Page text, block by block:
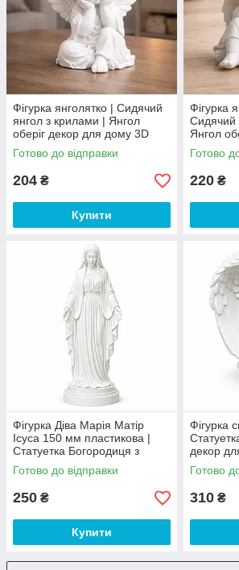
Фігурка янголятко | Сидячий
янгол з крилами | Янгол
оберіг декор для дому 3D
друк пластик
Готово до відправки
204 ₴
Купити
Фігурка
Сидячий
Янгол
3D друк
Готово
220 ₴
Фігурка Діва Марія Матір
Ісуса 150 мм пластикова |
Статуетка Богородиця з
немовлям, християнський
декор
Готово до відправки
250 ₴
Купити
Фігурка
декор
Готово
310 ₴